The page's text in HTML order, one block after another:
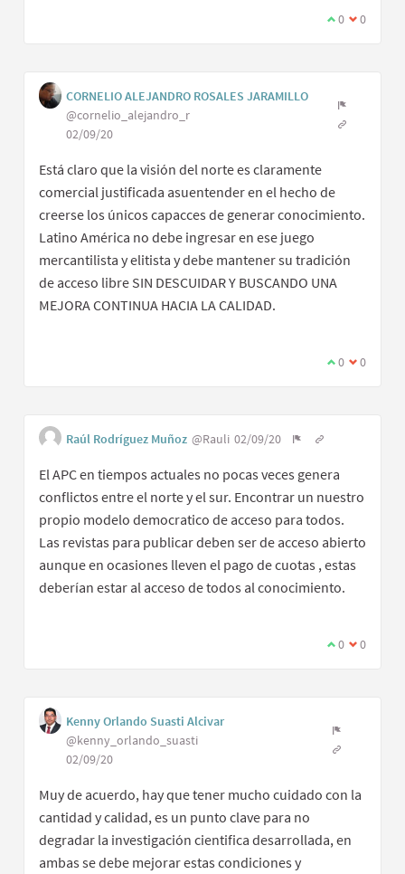
0 0
CORNELIO ALEJANDRO ROSALES JARAMILLO
@cornelio_alejandro_r
02/09/20
Está claro que la visión del norte es claramente
comercial justificada asuentender en el hecho de
creerse los únicos capacces de generar conocimiento.
Latino América no debe ingresar en ese juego
mercantilista y elitista y debe mantener su tradición
de acceso libre SIN DESCUIDAR Y BUSCANDO UNA
MEJORA CONTINUA HACIA LA CALIDAD.
0 0
Raúl Rodríguez Muñoz @Rauli 02/09/20
El APC en tiempos actuales no pocas veces genera
conflictos entre el norte y el sur. Encontrar un nuestro
propio modelo democratico de acceso para todos.
Las revistas para publicar deben ser de acceso abierto
aunque en ocasiones lleven el pago de cuotas , estas
deberían estar al acceso de todos al conocimiento.
0 0
Kenny Orlando Suasti Alcivar
@kenny_orlando_suasti
02/09/20
Muy de acuerdo, hay que tener mucho cuidado con la
cantidad y calidad, es un punto clave para no
degradar la investigación cientifica desarrollada, en
ambas se debe mejorar estas condiciones y